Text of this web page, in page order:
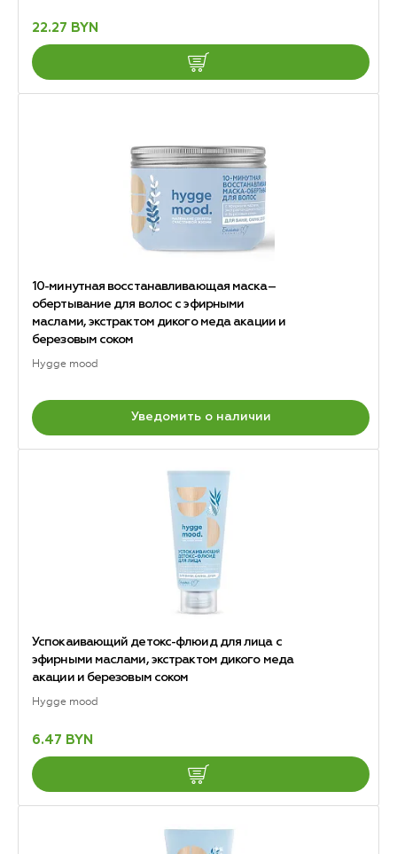
22.27 BYN
10-минутная восстанавливающая маска–
обертывание для волос с эфирными
маслами, экстрактом дикого меда акации и
березовым соком
Hygge mood
Уведомить о наличии
Успокаивающий детокс-флюид для лица с
эфирными маслами, экстрактом дикого меда
акации и березовым соком
Hygge mood
6.47 BYN